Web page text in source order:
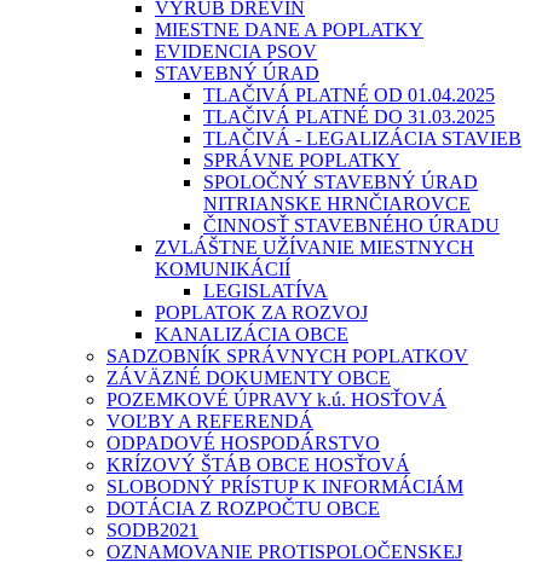
VÝRUB DREVÍN
MIESTNE DANE A POPLATKY
EVIDENCIA PSOV
STAVEBNÝ ÚRAD
TLAČIVÁ PLATNÉ OD 01.04.2025
TLAČIVÁ PLATNÉ DO 31.03.2025
TLAČIVÁ - LEGALIZÁCIA STAVIEB
SPRÁVNE POPLATKY
SPOLOČNÝ STAVEBNÝ ÚRAD
NITRIANSKE HRNČIAROVCE
ČINNOSŤ STAVEBNÉHO ÚRADU
ZVLÁŠTNE UŽÍVANIE MIESTNYCH
KOMUNIKÁCIÍ
LEGISLATÍVA
POPLATOK ZA ROZVOJ
KANALIZÁCIA OBCE
SADZOBNÍK SPRÁVNYCH POPLATKOV
ZÁVÄZNÉ DOKUMENTY OBCE
POZEMKOVÉ ÚPRAVY k.ú. HOSŤOVÁ
VOĽBY A REFERENDÁ
ODPADOVÉ HOSPODÁRSTVO
KRÍZOVÝ ŠTÁB OBCE HOSŤOVÁ
SLOBODNÝ PRÍSTUP K INFORMÁCIÁM
DOTÁCIA Z ROZPOČTU OBCE
SODB2021
OZNAMOVANIE PROTISPOLOČENSKEJ